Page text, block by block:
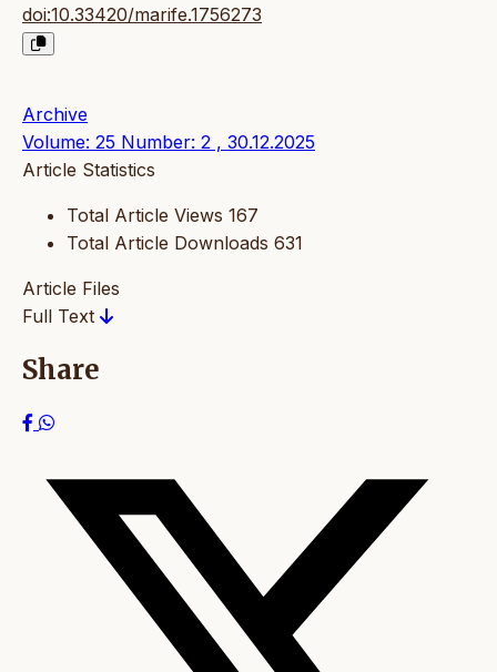
doi:10.33420/marife.1756273
Archive
Volume: 25 Number: 2 , 30.12.2025
Article Statistics
Total Article Views 167
Total Article Downloads 631
Article Files
Full Text
Share